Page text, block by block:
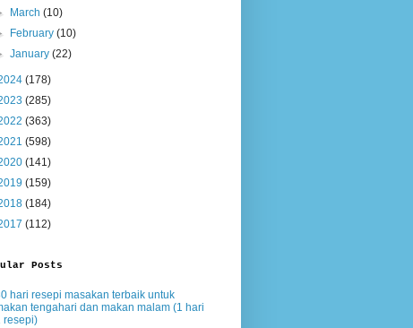
March(10)
February(10)
January(22)
(178)
(285)
(363)
(598)
(141)
(159)
(184)
(112)
Posts
hari resepi masakan terbaik untuk
tengahari dan makan malam (1 hari
resepi)